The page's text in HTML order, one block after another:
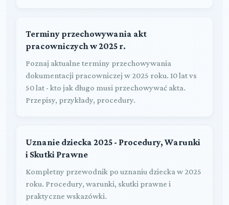
Terminy przechowywania akt
pracowniczych w 2025 r.
Poznaj aktualne terminy przechowywania
dokumentacji pracowniczej w 2025 roku. 10 lat vs
50 lat - kto jak długo musi przechowywać akta.
Przepisy, przykłady, procedury.
Uznanie dziecka 2025 - Procedury, Warunki
i Skutki Prawne
Kompletny przewodnik po uznaniu dziecka w 2025
roku. Procedury, warunki, skutki prawne i
praktyczne wskazówki.